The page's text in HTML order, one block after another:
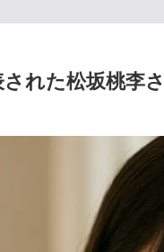
れた松坂桃李